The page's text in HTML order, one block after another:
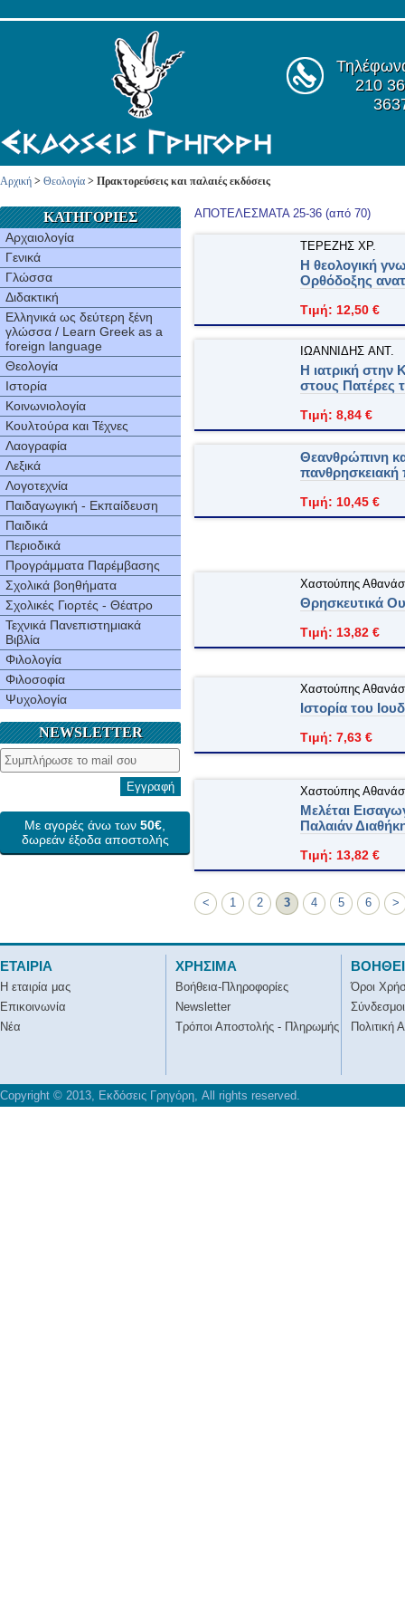
210
Αρχική > Θεολογία > Πρακτορεύσεις και παλαιές εκδόσεις
ΚΑΤΗΓΟΡΙΕΣ
Αρχαιολογία
Γενικά
Γλώσσα
Διδακτική
Ελληνικά ως δεύτερη ξένη
γλώσσα / Learn Greek as a
foreign language
Θεολογία
Ιστορία
Κοινωνιολογία
Κουλτούρα και Τέχνες
Λαογραφία
Λεξικά
Λογοτεχνία
Παιδαγωγική - Εκπαίδευση
Παιδικά
Περιοδικά
Προγράμματα Παρέμβασης
Σχολικά βοηθήματα
Σχολικές Γιορτές - Θέατρο
Τεχνικά Πανεπιστημιακά
Βιβλία
Φιλολογία
Φιλοσοφία
Ψυχολογία
NEWSLETTER
Εγγραφή
Με αγορές άνω των 50€
δωρεάν έξοδα αποστολής
ΑΠΟΤΕΛΕΣΜΑΤΑ 25-36 (από 70)
ΤΕΡΕZHΣ XP.
Η θεολογική
Oρθόδοξης
Τιμή: 12,50 €
ΙΩANNIΔHΣ ANT.
Η ιατρική στην
στους Πατέρες
Τιμή: 8,84 €
Θεανθρώπινη
πανθρησκειακή
Τιμή: 10,45 €
Χαστούπης
Θρησκευτικά
Τιμή: 13,82 €
Χαστούπης
Ιστορία του
Τιμή: 7,63 €
Χαστούπης
Μελέται
Παλαιάν
Τιμή: 13,82 €
< 1 2 3 4 5 6 >
ΕΤΑΙΡΙΑ
Η εταιρία μας
Επικοινωνία
Νέα
ΧΡΗΣΙΜΑ
Βοήθεια-Πληροφορίες
Newsletter
Τρόποι Αποστολής - Πληρωμής
Όροι
Σύνδεσμοι
Πολιτική
Copyright © 2013, Εκδόσεις Γρηγόρη, All rights reserved.